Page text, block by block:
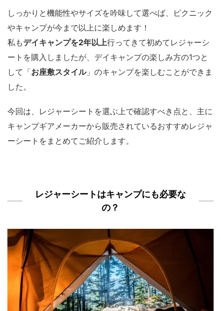
しっかりと機能性やサイズを吟味して選べば、ピクニック
やキャンプが今まで以上に楽しめます！
私もデイキャンプを2年以上行ってきて初めてレジャーシ
ートを購入しましたが、デイキャンプの楽しみ方の1つと
して「お座敷スタイル」のキャンプを楽しむことができま
した。
今回は、レジャーシートを選ぶ上で確認すべき点と、主に
キャンプギアメーカーから販売されているおすすめレジャ
ーシートをまとめてご紹介します。
レジャーシートはキャンプにも必要な
の？